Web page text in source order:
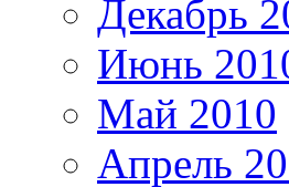
Декабрь
Июнь
Май 2010
Апрель